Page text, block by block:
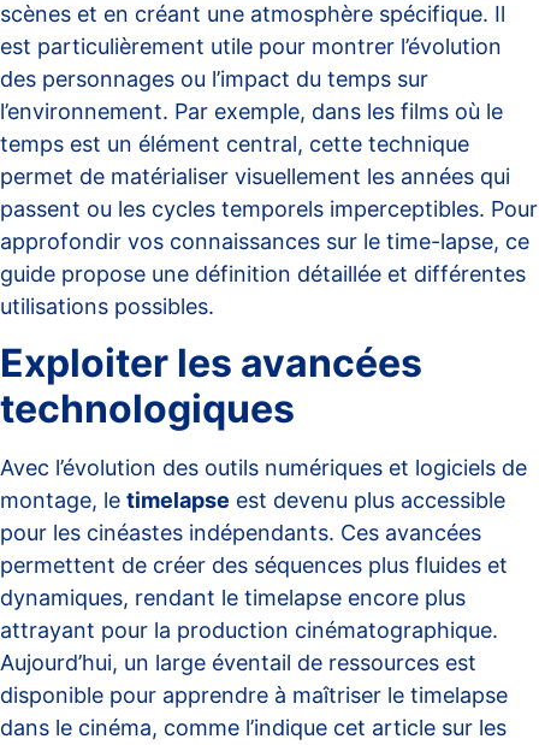
scènes et en créant une atmosphère spécifique. Il
est particulièrement utile pour montrer l’évolution
des personnages ou l’impact du temps sur
l’environnement. Par exemple, dans les films où le
temps est un élément central, cette technique
permet de matérialiser visuellement les années qui
passent ou les cycles temporels imperceptibles. Pour
approfondir vos connaissances sur le time-lapse, ce
guide propose une définition détaillée et différentes
utilisations possibles.
Exploiter les avancées
technologiques
Avec l’évolution des outils numériques et logiciels de
montage, le timelapse est devenu plus accessible
pour les cinéastes indépendants. Ces avancées
permettent de créer des séquences plus fluides et
dynamiques, rendant le timelapse encore plus
attrayant pour la production cinématographique.
Aujourd’hui, un large éventail de ressources est
disponible pour apprendre à maîtriser le timelapse
dans le cinéma, comme l’indique cet article sur les